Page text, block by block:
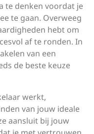
te denken voordat je
te gaan. Overweeg
hebt om
af te ronden. In
van een
de beste keuze
werkt,
van jouw ideale
aansluit bij jouw